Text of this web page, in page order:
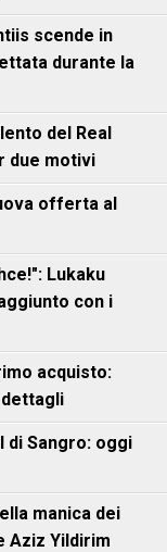
scende in
durante la
del Real
due motivi
offerta al
Lukaku
con i
acquisto:
di Sangro: oggi
manica dei
Aziz Yildirim